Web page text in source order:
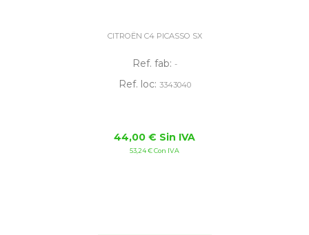
CITROËN C4 PICASSO SX
Ref. fab: -
Ref. loc: 3343040
44,00 € Sin IVA
53,24 € Con IVA